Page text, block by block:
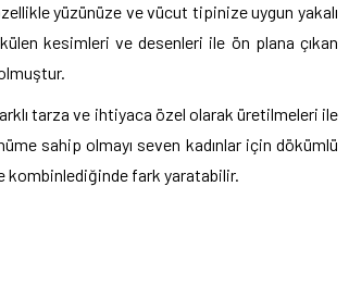
yüzünüze ve vücut tipinize uygun yakalı
kesimleri ve desenleri ile ön plana çıkan
tarza ve ihtiyaca özel olarak üretilmeleri ile
sahip olmayı seven kadınlar için dökümlü
kombinlediğinde fark yaratabilir.